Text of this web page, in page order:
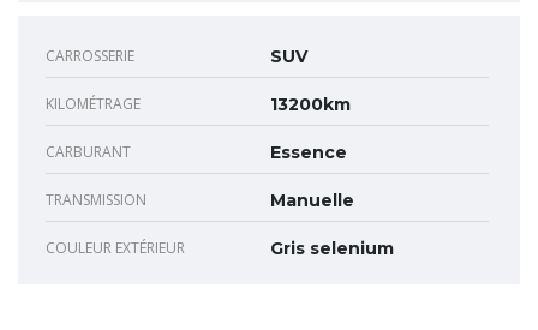
CARROSSERIE SUV
KILOMÉTRAGE 13200km
CARBURANT Essence
TRANSMISSION Manuelle
COULEUR EXTÉRIEUR Gris selenium